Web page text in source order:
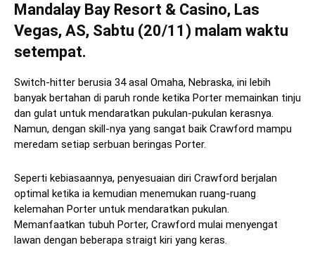
Mandalay Bay Resort & Casino, Las
Vegas, AS, Sabtu (20/11) malam waktu
setempat.
Switch-hitter berusia 34 asal Omaha, Nebraska, ini lebih
banyak bertahan di paruh ronde ketika Porter memainkan tinju
dan gulat untuk mendaratkan pukulan-pukulan kerasnya.
Namun, dengan skill-nya yang sangat baik Crawford mampu
meredam setiap serbuan beringas Porter.
Seperti kebiasaannya, penyesuaian diri Crawford berjalan
optimal ketika ia kemudian menemukan ruang-ruang
kelemahan Porter untuk mendaratkan pukulan.
Memanfaatkan tubuh Porter, Crawford mulai menyengat
lawan dengan beberapa straigt kiri yang keras.